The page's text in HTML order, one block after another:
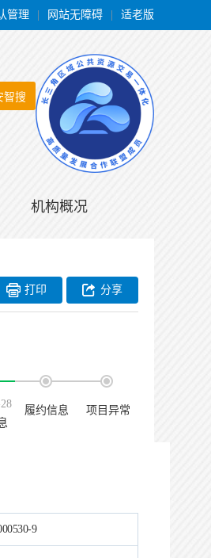
管理 网站无障碍 适老版
智搜
机构概况
分享
打印
履约信息 项目异常
9